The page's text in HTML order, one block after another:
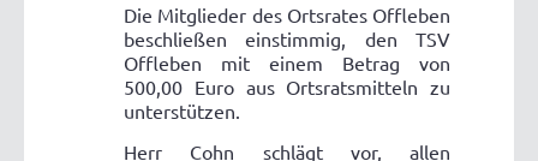
Die Mitglieder des Ortsrates Offleben
beschließen einstimmig, den TSV
Offleben mit einem Betrag von
500,00 Euro aus Ortsratsmitteln zu
unterstützen.
Herr Cohn schlägt vor, allen